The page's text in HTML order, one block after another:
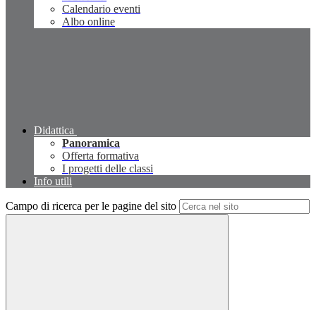
Calendario eventi
Albo online
Didattica
Panoramica
Offerta formativa
I progetti delle classi
Info utili
Campo di ricerca per le pagine del sito